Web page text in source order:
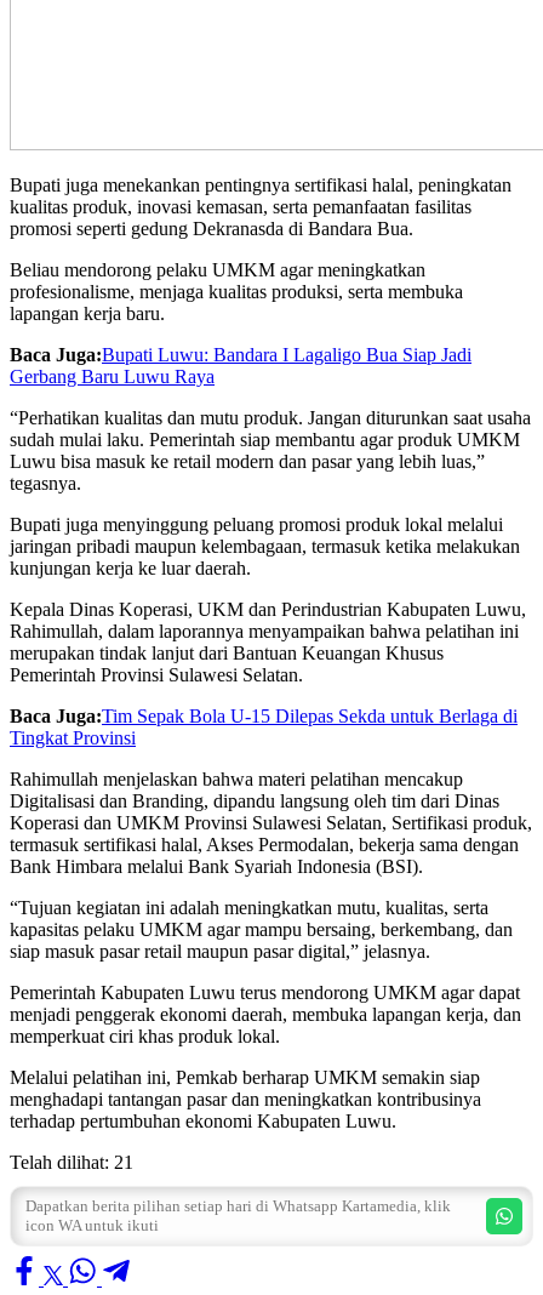
Bupati juga menekankan pentingnya sertifikasi halal, peningkatan
kualitas produk, inovasi kemasan, serta pemanfaatan fasilitas
promosi seperti gedung Dekranasda di Bandara Bua.
Beliau mendorong pelaku UMKM agar meningkatkan
profesionalisme, menjaga kualitas produksi, serta membuka
lapangan kerja baru.
Baca Juga:Bupati Luwu: Bandara I Lagaligo Bua Siap Jadi
Gerbang Baru Luwu Raya
“Perhatikan kualitas dan mutu produk. Jangan diturunkan saat usaha
sudah mulai laku. Pemerintah siap membantu agar produk UMKM
Luwu bisa masuk ke retail modern dan pasar yang lebih luas,”
tegasnya.
Bupati juga menyinggung peluang promosi produk lokal melalui
jaringan pribadi maupun kelembagaan, termasuk ketika melakukan
kunjungan kerja ke luar daerah.
Kepala Dinas Koperasi, UKM dan Perindustrian Kabupaten Luwu,
Rahimullah, dalam laporannya menyampaikan bahwa pelatihan ini
merupakan tindak lanjut dari Bantuan Keuangan Khusus
Pemerintah Provinsi Sulawesi Selatan.
Baca Juga:Tim Sepak Bola U-15 Dilepas Sekda untuk Berlaga di
Tingkat Provinsi
Rahimullah menjelaskan bahwa materi pelatihan mencakup
Digitalisasi dan Branding, dipandu langsung oleh tim dari Dinas
Koperasi dan UMKM Provinsi Sulawesi Selatan, Sertifikasi produk,
termasuk sertifikasi halal, Akses Permodalan, bekerja sama dengan
Bank Himbara melalui Bank Syariah Indonesia (BSI).
“Tujuan kegiatan ini adalah meningkatkan mutu, kualitas, serta
kapasitas pelaku UMKM agar mampu bersaing, berkembang, dan
siap masuk pasar retail maupun pasar digital,” jelasnya.
Pemerintah Kabupaten Luwu terus mendorong UMKM agar dapat
menjadi penggerak ekonomi daerah, membuka lapangan kerja, dan
memperkuat ciri khas produk lokal.
Melalui pelatihan ini, Pemkab berharap UMKM semakin siap
menghadapi tantangan pasar dan meningkatkan kontribusinya
terhadap pertumbuhan ekonomi Kabupaten Luwu.
Telah dilihat: 21
Dapatkan berita pilihan setiap hari di Whatsapp Kartamedia, klik
icon WA untuk ikuti